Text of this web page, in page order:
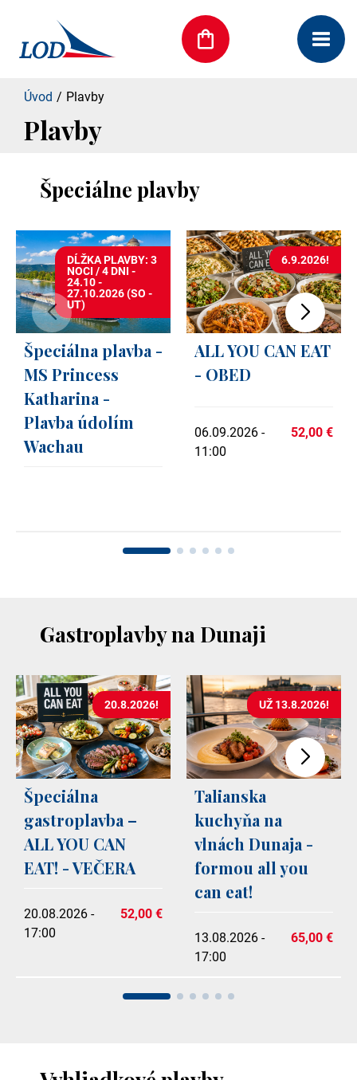
Úvod Plavby
Plavby
Špeciálne plavby
DĹŽKA PLAVBY: 3
NOCI / 4 DNI -
24.10 -
27.10.2026 (SO -
UT)
Špeciálna plavba -
MS Princess
Katharina -
Plavba údolím
Wachau
6.9.2026!
ALL YOU CAN EAT
- OBED
06.09.2026 -
11:00
52,00 €
Gastroplavby na Dunaji
20.8.2026!
Špeciálna
gastroplavba –
ALL YOU CAN
EAT! - VEČERA
20.08.2026 -
17:00
52,00 €
UŽ 13.8.2026!
Talianska
kuchyňa na
vlnách Dunaja -
formou all you
can eat!
13.08.2026 -
17:00
65,00 €